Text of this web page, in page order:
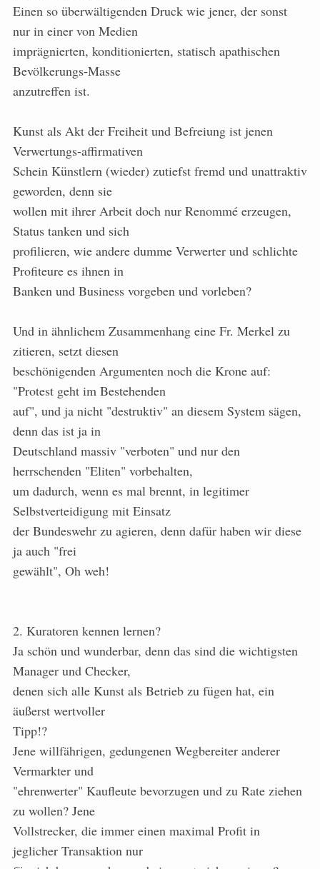
Einen so überwältigenden Druck wie jener, der sonst
nur in einer von Medien
imprägnierten, konditionierten, statisch apathischen
Bevölkerungs-Masse
anzutreffen ist.
Kunst als Akt der Freiheit und Befreiung ist jenen
Verwertungs-affirmativen
Schein Künstlern (wieder) zutiefst fremd und unattraktiv
geworden, denn sie
wollen mit ihrer Arbeit doch nur Renommé erzeugen,
Status tanken und sich
profilieren, wie andere dumme Verwerter und schlichte
Profiteure es ihnen in
Banken und Business vorgeben und vorleben?
Und in ähnlichem Zusammenhang eine Fr. Merkel zu
zitieren, setzt diesen
beschönigenden Argumenten noch die Krone auf:
"Protest geht im Bestehenden
auf", und ja nicht "destruktiv" an diesem System sägen,
denn das ist ja in
Deutschland massiv "verboten" und nur den
herrschenden "Eliten" vorbehalten,
um dadurch, wenn es mal brennt, in legitimer
Selbstverteidigung mit Einsatz
der Bundeswehr zu agieren, denn dafür haben wir diese
ja auch "frei
gewählt", Oh weh!
2. Kuratoren kennen lernen?
Ja schön und wunderbar, denn das sind die wichtigsten
Manager und Checker,
denen sich alle Kunst als Betrieb zu fügen hat, ein
äußerst wertvoller
Tipp!?
Jene willfährigen, gedungenen Wegbereiter anderer
Vermarkter und
"ehrenwerter" Kaufleute bevorzugen und zu Rate ziehen
zu wollen? Jene
Vollstrecker, die immer einen maximal Profit in
jeglicher Transaktion nur